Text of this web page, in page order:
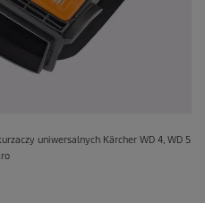
uniwersalnych Kärcher WD 4, WD 5